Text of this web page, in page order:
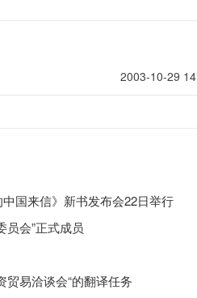
2003-10-29
国来信》新书发布会22日举行
员会”正式成员
贸易洽谈会“的翻译任务